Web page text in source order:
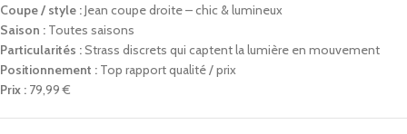
Coupe / style :Jean coupe droite – chic & lumineux
Saison : Toutes saisons
Particularités :Strass discrets qui captent la lumière en mouvement
Positionnement : Top rapport qualité / prix
Prix : 79,99 €